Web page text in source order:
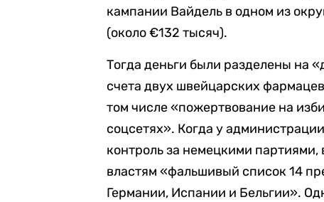
кампании Вайдель в одном из
(около €132 тысяч).
Тогда деньги были разделены на
счета двух швейцарских
том числе «пожертвование на
соцсетях». Когда у
контроль за немецкими
властям «фальшивый список 14
Германии, Испании и Бельгии».